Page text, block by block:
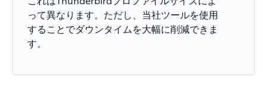
って異なります。ただし、当社ツールを使用
することでダウンタイムを大幅に削減できま
す。